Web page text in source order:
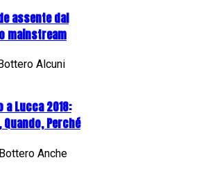
assente dal
mainstream
Alcuni
a Lucca 2018:
Quando, Perché
Anche